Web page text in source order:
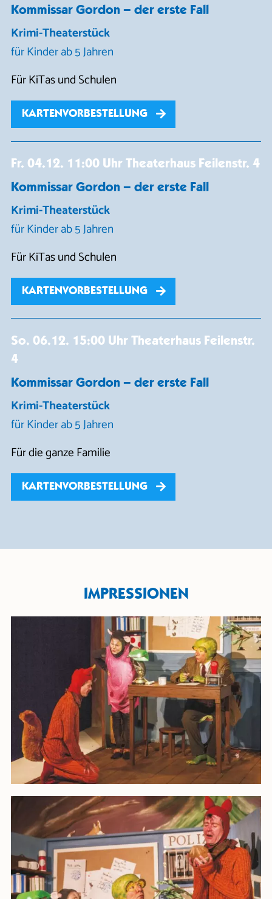
Kommissar Gordon – der erste Fall
Krimi-Theaterstück
für Kinder ab 5 Jahren
Für KiTas und Schulen
KARTENVORBESTELLUNG
Fr. 04.12. 11:00 UhrTheaterhaus Feilenstr. 4
Kommissar Gordon – der erste Fall
Krimi-Theaterstück
für Kinder ab 5 Jahren
Für KiTas und Schulen
KARTENVORBESTELLUNG
So. 06.12. 15:00 UhrTheaterhaus Feilenstr.
4
Kommissar Gordon – der erste Fall
Krimi-Theaterstück
für Kinder ab 5 Jahren
Für die ganze Familie
KARTENVORBESTELLUNG
IMPRESSIONEN